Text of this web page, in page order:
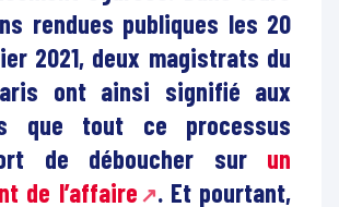
rendues publiques les 20
2021, deux magistrats du
ont ainsi signifié aux
que tout ce processus
de déboucher sur un
de l’affaire
. Et pourtant,